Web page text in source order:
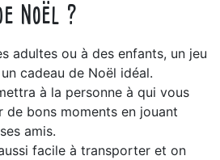
Noël ?
adultes ou à des enfants, un jeu
cadeau de Noël idéal.
à la personne à qui vous
bons moments en jouant
amis.
facile à transporter et on